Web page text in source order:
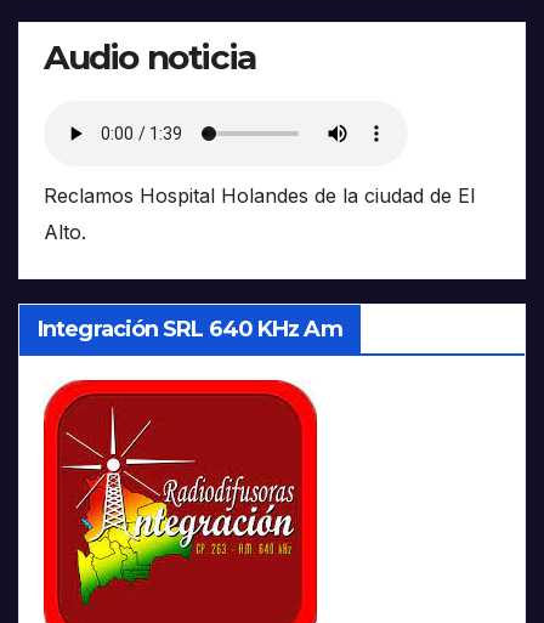
Audio noticia
Reclamos Hospital Holandes de la ciudad de El
Alto.
Integración SRL 640 KHz Am